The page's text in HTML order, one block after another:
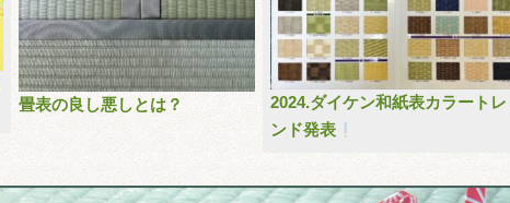
畳表の良し悪しとは？
2024.ダイケン和紙表カラートレ
ンド発表